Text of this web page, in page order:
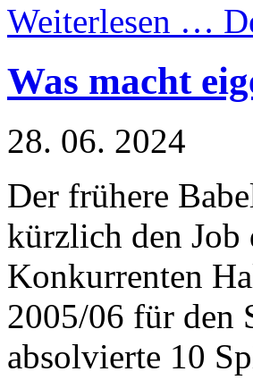
Weiterlesen …
Was macht
28. 06. 2024
Der frühere
kürzlich den Job
Konkurrenten
2005/06 für den
absolvierte 10